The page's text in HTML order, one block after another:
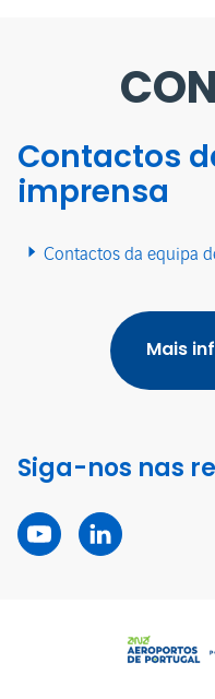
Contactos
imprensa
Contactos da equipa
Mais
Siga-nos nas